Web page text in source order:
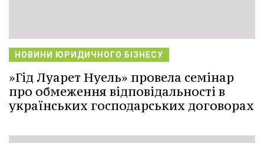
НОВИНИ ЮРИДИЧНОГО БІЗНЕСУ
»Гід Луарет Нуель» провела семінар
про обмеження відповідальності в
українських господарських договорах